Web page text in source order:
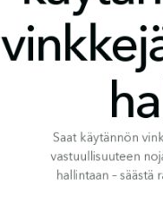
Saat käytännön
vastuullisuuteen
hallintaan – säästä